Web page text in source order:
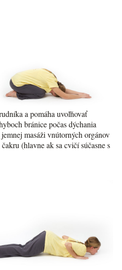
a pomáha uvoľňovať
bránice počas dýchania
masáži vnútorných orgánov
(hlavne ak sa cvičí súčasne s